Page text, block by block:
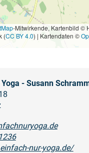
-Mitwirkende, Kartenbild ©
(CC BY 4.0) | Kartendaten ©
- Susann
nur-yoga.de/